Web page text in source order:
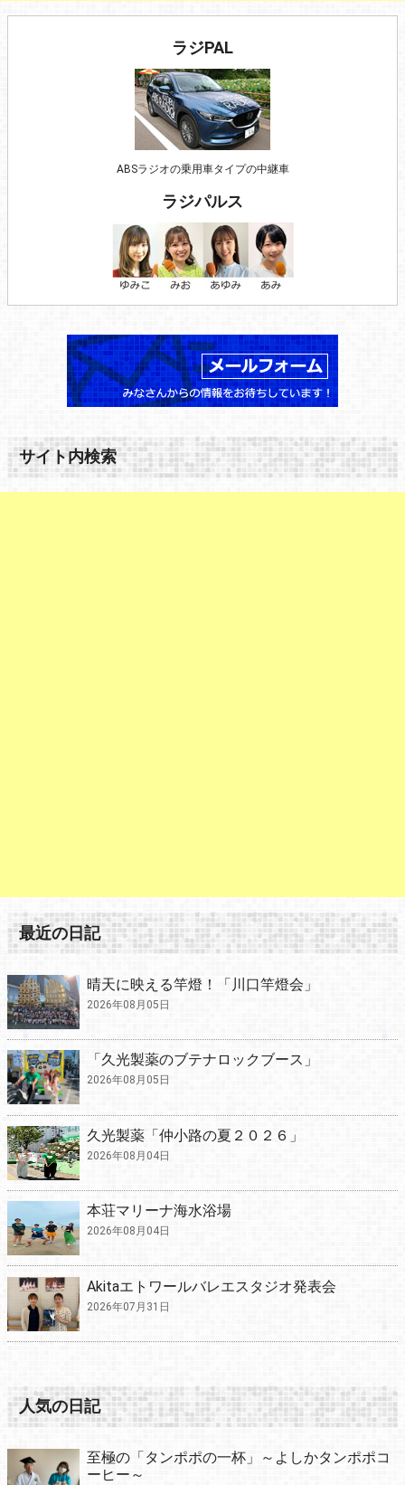
ラジPAL
ABSラジオの乗用車タイプの中継車
ラジパルス
サイト内検索
最近の日記
晴天に映える竿燈！「川口竿燈会」
2026年08月05日
「久光製薬のブテナロックブース」
2026年08月05日
久光製薬「仲小路の夏２０２６」
2026年08月04日
本荘マリーナ海水浴場
2026年08月04日
Akitaエトワールバレエスタジオ発表会
2026年07月31日
人気の日記
至極の「タンポポの一杯」～よしかタンポポコ
ーヒー～